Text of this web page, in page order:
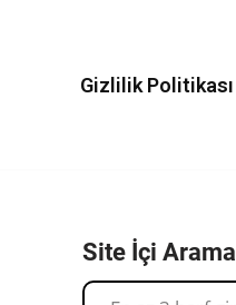
Gizlilik Politikası
Site İçi Arama